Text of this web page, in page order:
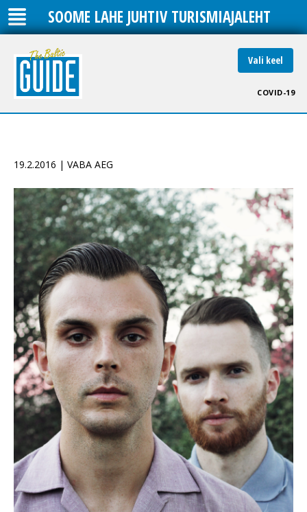
SOOME LAHE JUHTIV TURISMIAJALEHT
Vali keel
COVID-19
19.2.2016 | VABA AEG